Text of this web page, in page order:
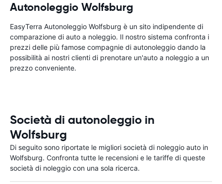
Autonoleggio Wolfsburg
EasyTerra Autonoleggio Wolfsburg è un sito indipendente di
comparazione di auto a noleggio. Il nostro sistema confronta i
prezzi delle più famose compagnie di autonoleggio dando la
possibilità ai nostri clienti di prenotare un'auto a noleggio a un
prezzo conveniente.
Società di autonoleggio in
Wolfsburg
Di seguito sono riportate le migliori società di noleggio auto in
Wolfsburg. Confronta tutte le recensioni e le tariffe di queste
società di noleggio con una sola ricerca.